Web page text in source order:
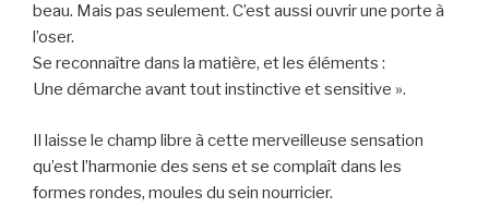
beau. Mais pas seulement. C’est aussi ouvrir une porte à
l’oser.
Se reconnaître dans la matière, et les éléments :
Une démarche avant tout instinctive et sensitive ».
Il laisse le champ libre à cette merveilleuse sensation
qu’est l’harmonie des sens et se complaît dans les
formes rondes, moules du sein nourricier.